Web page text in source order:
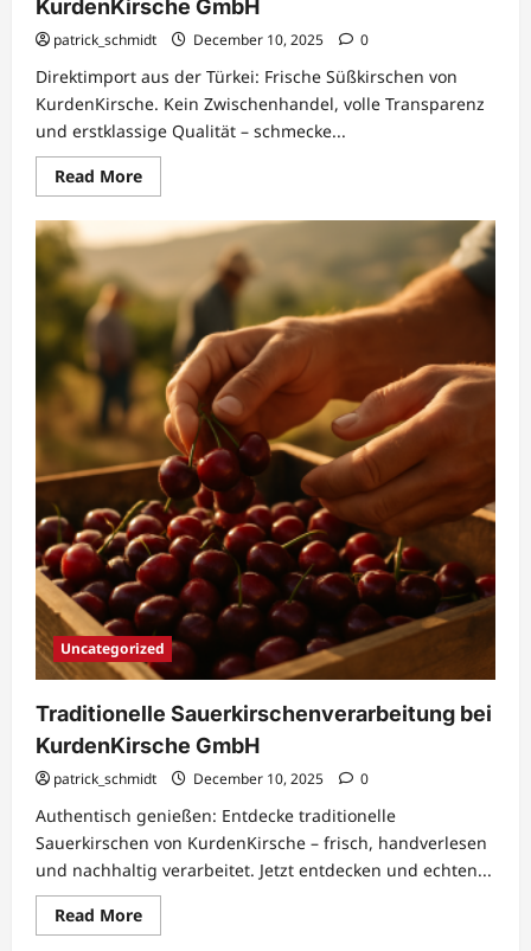
KurdenKirsche GmbH
patrick_schmidt December 10, 2025 0
Direktimport aus der Türkei: Frische Süßkirschen von
KurdenKirsche. Kein Zwischenhandel, volle Transparenz
und erstklassige Qualität – schmecke...
Read MoreRead
more
Frische
Süßkirschen
Türkei
KurdenKirsche
GmbH
Uncategorized
Traditionelle Sauerkirschenverarbeitung bei
KurdenKirsche GmbH
patrick_schmidt December 10, 2025 0
Authentisch genießen: Entdecke traditionelle
Sauerkirschen von KurdenKirsche – frisch, handverlesen
und nachhaltig verarbeitet. Jetzt entdecken und echten...
Read MoreRead
more